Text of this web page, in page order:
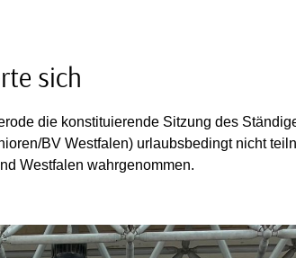
sich
die konstituierende Sitzung des
BV Westfalen) urlaubsbedingt nicht
Westfalen wahrgenommen.